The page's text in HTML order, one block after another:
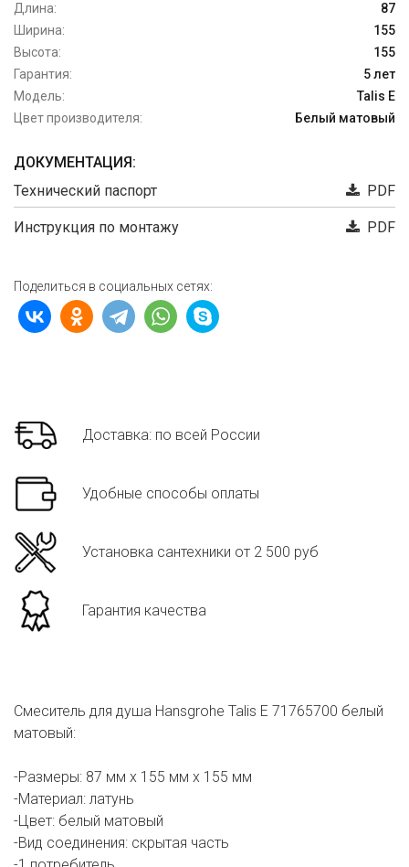
Длина:
87
Ширина:
155
Высота:
155
Гарантия:
5 лет
Модель:
Talis E
Цвет производителя:
Белый матовый
ДОКУМЕНТАЦИЯ:
Технический паспорт
PDF
Инструкция по монтажу PDF
Поделиться в социальных сетях:
Доставка: по всей России
Удобные способы оплаты
Установка сантехники от 2 500 руб
Гарантия качества
Смеситель для душа Hansgrohe Talis E 71765700 белый
матовый:
-Размеры: 87 мм х 155 мм х 155 мм
-Материал: латунь
-Цвет: белый матовый
-Вид соединения: скрытая часть